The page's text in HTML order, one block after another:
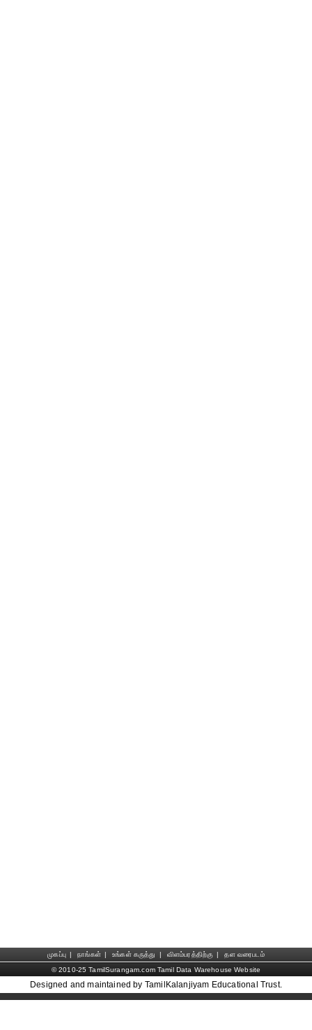
முகப்பு | நாங்கள் | உங்கள் கருத்து | விளம்பரத்திற்கு |
தள வரைபடம்
© 2010-25 TamilSurangam.com Tamil Data Warehouse Website
Designed and maintained by TamilKalanjiyam Educational Trust.